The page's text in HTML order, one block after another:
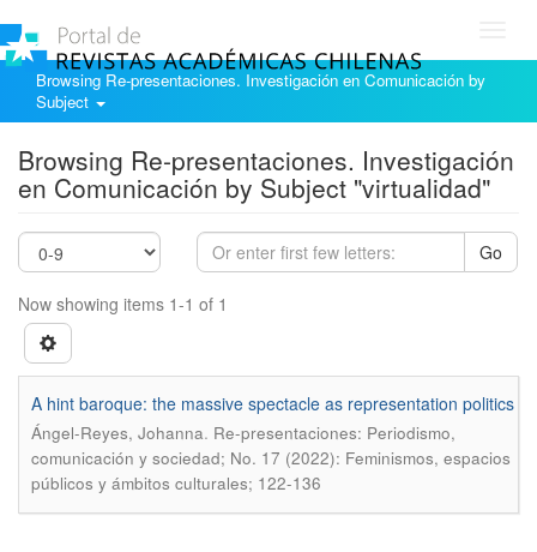
Browsing Re-presentaciones. Investigación en Comunicación by
Subject
Browsing Re-presentaciones. Investigación
en Comunicación by Subject "virtualidad"
Go
Now showing items 1-1 of 1
A hint baroque: the massive spectacle as representation politics
Ángel-Reyes, Johanna. Re-presentaciones: Periodismo,
comunicación y sociedad; No. 17 (2022): Feminismos, espacios
públicos y ámbitos culturales; 122-136